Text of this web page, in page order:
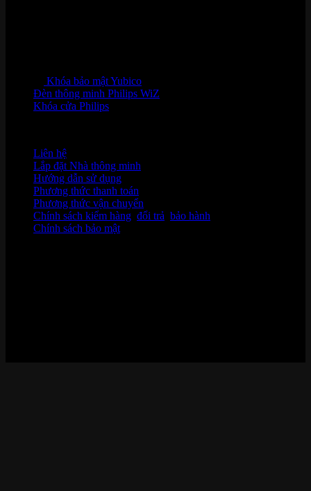
Khóa bảo mật Yubico
Đèn thông minh Philips WiZ
Khóa cửa Philips
Liên hệ
Lắp đặt Nhà thông minh
Hướng dẫn sử dụng
Phương thức thanh toán
Phương thức vận chuyển
Chính sách kiểm hàng đổi trả bảo hành
Chính sách bảo mật